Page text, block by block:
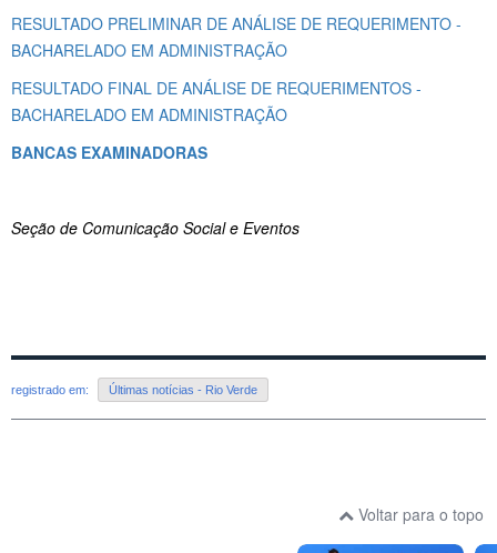
RESULTADO PRELIMINAR DE ANÁLISE DE REQUERIMENTO -
BACHARELADO EM ADMINISTRAÇÃO
RESULTADO FINAL DE ANÁLISE DE REQUERIMENTOS -
BACHARELADO EM ADMINISTRAÇÃO
BANCAS EXAMINADORAS
Seção de Comunicação Social e Eventos
registrado em: Últimas notícias - Rio Verde
Voltar para o topo